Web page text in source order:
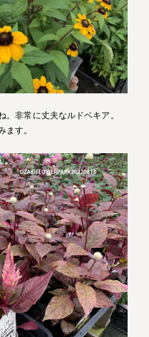
非常に丈夫なルドベキア。
ます。